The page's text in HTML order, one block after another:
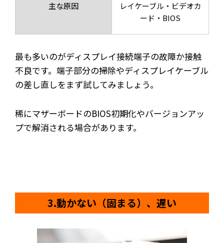
主な原因
レイケーブル・ビデオカ
ード・BIOS
最も多いのがディスプレイ接続端子の故障か接触
不良です。端子部分の掃除やディスプレイケーブル
の差し直しをまず試してみましょう。
稀にマザーボードのBIOS初期化やバージョンアッ
プで解消される場合があります。
3.動かない（固まる）、遅い